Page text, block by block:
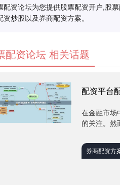
配资论坛为您提供股票配资开户,股
资炒股以及券商配资方案。
配资论坛 相关话题
配资平台
在金融市场
的关注。然
券商配资方